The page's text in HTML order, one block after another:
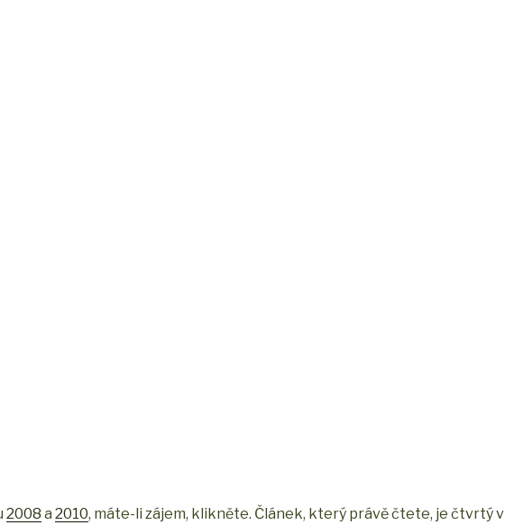
2008 a 2010, máte-li zájem, klikněte. Článek, který právě čtete, je čtvrtý v